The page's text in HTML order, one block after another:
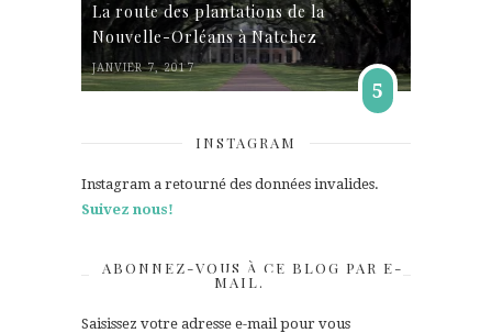
La route des plantations de la
Nouvelle-Orléans à Natchez
JANVIER 7, 2017
5
INSTAGRAM
Instagram a retourné des données invalides.
Suivez nous!
ABONNEZ-VOUS À CE BLOG PAR E-
MAIL.
Saisissez votre adresse e-mail pour vous